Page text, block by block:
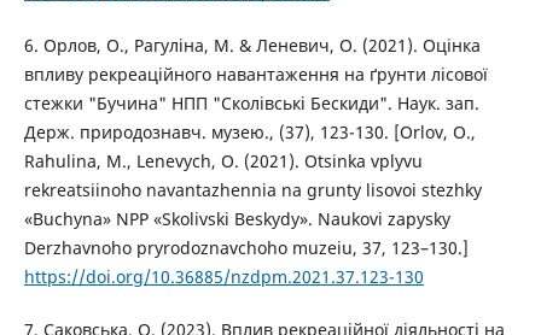
6. Орлов, О., Рагуліна, М. & Леневич, О. (2021). Оцінка
впливу рекреаційного навантаження на ґрунти лісової
стежки "Бучина" НПП "Сколівські Бескиди". Наук. зап.
Держ. природознавч. музею., (37), 123-130. [Orlov, O.,
Rahulina, M., Lenevych, O. (2021). Otsinka vplyvu
rekreatsiinoho navantazhennia na grunty lisovoi stezhky
«Buchyna» NPP «Skolivski Beskydy». Naukovi zapysky
Derzhavnoho pryrodoznavchoho muzeiu, 37, 123–130.]
https://doi.org/10.36885/nzdpm.2021.37.123-130
7. Саковська, О. (2023). Вплив рекреаційної діяльності на